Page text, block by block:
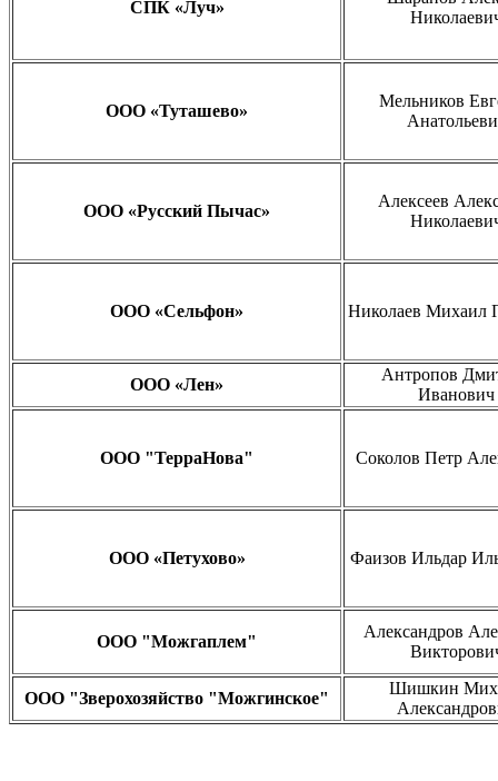
СПК «Луч»
ООО «Туташево»
Мельников
ООО «Русский Пычас»
Алексеев
ООО «Сельфон» Николаев Михаил
ООО «Лен»
Антропов
Иванович
ООО "ТерраНова" Соколов Петр
ООО «Петухово» Фаизов Ильдар
ООО "Можгаплем"
Александров
ООО "Зверохозяйство "Можгинское"
Шишкин